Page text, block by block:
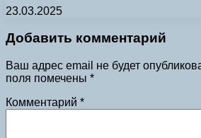
23.03.2025
Добавить комментарий
Ваш адрес email не будет
поля помечены *
Комментарий *